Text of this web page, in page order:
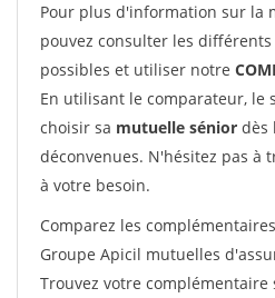
Pour plus d'information sur la
pouvez consulter les
possibles et utiliser notre
En utilisant le comparateur, le
choisir sa mutuelle sénior dès
déconvenues. N'hésitez pas à
à votre besoin.
Comparez les
Groupe Apicil mutuelles
Trouvez votre complémentaire